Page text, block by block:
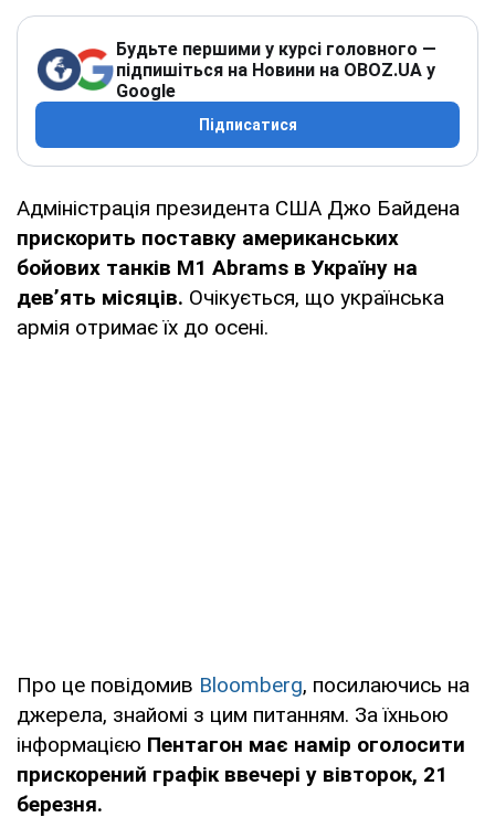
Будьте першими у курсі головного —
підпишіться на Новини на OBOZ.UA у
Google
Підписатися
Адміністрація президента США Джо Байдена
прискорить поставку американських
бойових танків M1 Abrams в Україну на
дев’ять місяців. Очікується, що українська
армія отримає їх до осені.
Про це повідомив Bloomberg, посилаючись на
джерела, знайомі з цим питанням. За їхньою
інформацією Пентагон має намір оголосити
прискорений графік ввечері у вівторок, 21
березня.